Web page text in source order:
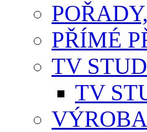
PŘÍMÉ
TV
TV